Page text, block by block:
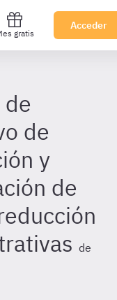
gratis
Acceder
de
y
de
de